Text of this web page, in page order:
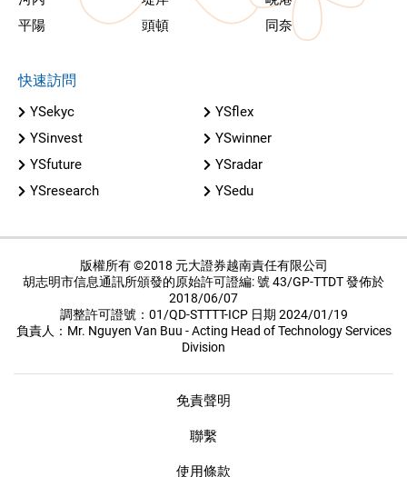
平陽
頭頓 同奈
快速訪問
YSekyc
YSflex
YSinvest
YSwinner
YSfuture
YSradar
YSresearch
YSedu
版權所有 ©2018 元大證券越南責任有限公司
胡志明市信息通訊所頒發的原始許可證編: 號 43/GP-TTDT 發佈於
2018/06/07
調整許可證號：01/QD-STTTT-ICP 日期 2024/01/19
負責人：Mr. Nguyen Van Buu - Acting Head of Technology Services
Division
免責聲明
聯繫
使用條款